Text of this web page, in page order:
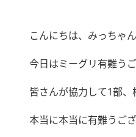
こんにちは、みっちゃ
今日はミーグリ有難う
皆さんが協力して1部、
本当に本当に有難うご